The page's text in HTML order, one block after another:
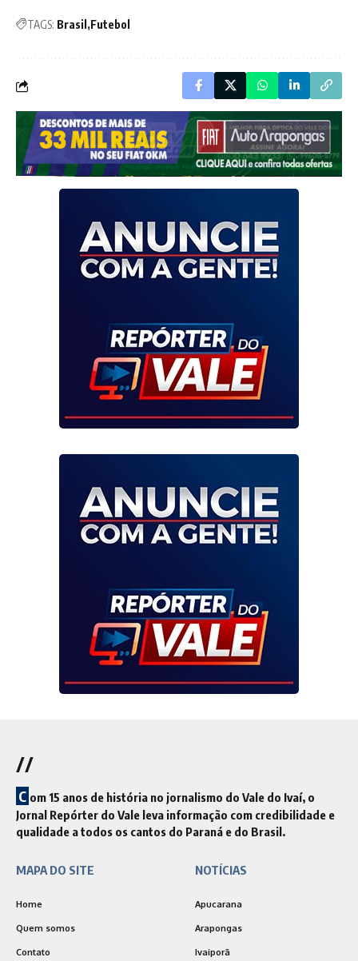
TAGS: Brasil Futebol
//
C om 15 anos de história no jornalismo do Vale do Ivaí, o
Jornal Repórter do Vale leva informação com credibilidade e
qualidade a todos os cantos do Paraná e do Brasil.
MAPA DO SITE
Home
Quem somos
Contato
NOTÍCIAS
Apucarana
Arapongas
Ivaiporã